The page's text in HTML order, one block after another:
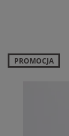
PROMOCJA